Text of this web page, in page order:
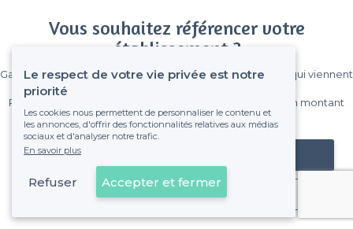
Vous souhaitez référencer votre
établissement ?
Gagnez de nombreux clients parmi le million de visiteurs qui viennent
Pas de commissions et sans engagement, vous payez un montant
fixe sans risque de voir déraper la facture.
Référencer mon établissement
Déjà client
Le respect de votre vie privée est notre
priorité
Les cookies nous permettent de personnaliser le contenu et
les annonces, d'offrir des fonctionnalités relatives aux médias
sociaux et d'analyser notre trafic.
En savoir plus
Refuser Accepter et fermer